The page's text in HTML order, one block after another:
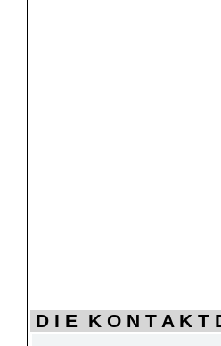
D I E K O N T A K